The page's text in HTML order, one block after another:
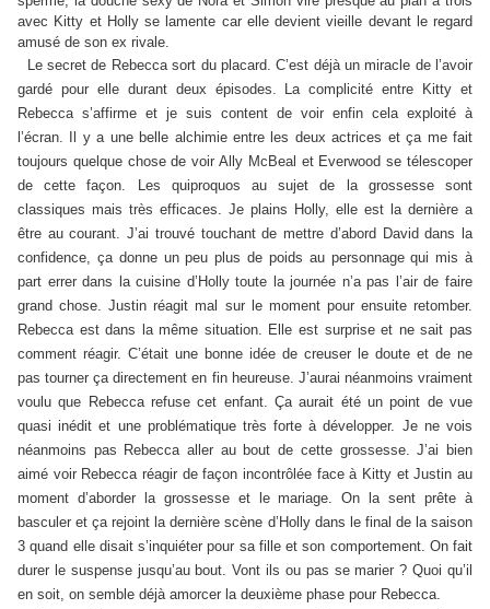
avec Kitty et Holly se lamente car elle devient vieille devant le regard
amusé de son ex rivale.
Le secret de Rebecca sort du placard. C’est déjà un miracle de l’avoir
gardé pour elle durant deux épisodes. La complicité entre Kitty et
Rebecca s’affirme et je suis content de voir enfin cela exploité à
l’écran. Il y a une belle alchimie entre les deux actrices et ça me fait
toujours quelque chose de voir Ally McBeal et Everwood se télescoper
de cette façon. Les quiproquos au sujet de la grossesse sont
classiques mais très efficaces. Je plains Holly, elle est la dernière a
être au courant. J’ai trouvé touchant de mettre d’abord David dans la
confidence, ça donne un peu plus de poids au personnage qui mis à
part errer dans la cuisine d’Holly toute la journée n’a pas l’air de faire
grand chose. Justin réagit mal sur le moment pour ensuite retomber.
Rebecca est dans la même situation. Elle est surprise et ne sait pas
comment réagir. C’était une bonne idée de creuser le doute et de ne
pas tourner ça directement en fin heureuse. J’aurai néanmoins vraiment
voulu que Rebecca refuse cet enfant. Ça aurait été un point de vue
quasi inédit et une problématique très forte à développer. Je ne vois
néanmoins pas Rebecca aller au bout de cette grossesse. J’ai bien
aimé voir Rebecca réagir de façon incontrôlée face à Kitty et Justin au
moment d’aborder la grossesse et le mariage. On la sent prête à
basculer et ça rejoint la dernière scène d’Holly dans le final de la saison
3 quand elle disait s’inquiéter pour sa fille et son comportement. On fait
durer le suspense jusqu’au bout. Vont ils ou pas se marier ? Quoi qu’il
en soit, on semble déjà amorcer la deuxième phase pour Rebecca.